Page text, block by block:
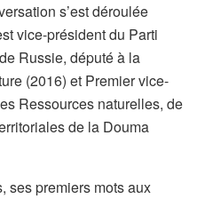
s’est déroulée
vice-président du Parti
Russie, député à la
(2016) et Premier vice-
Ressources naturelles, de
de la Douma
ses premiers mots aux